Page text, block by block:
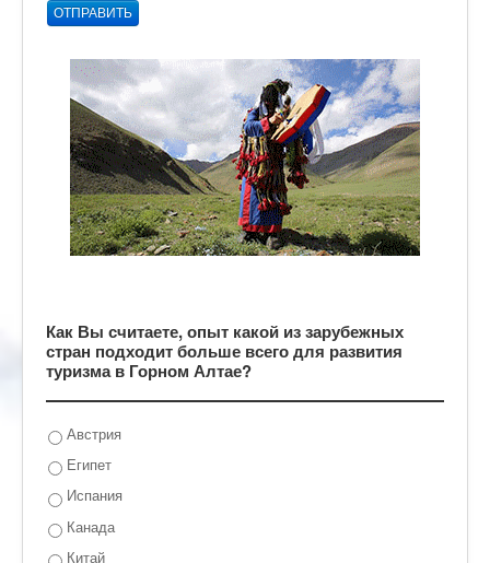
ОТПРАВИТЬ
Как Вы считаете, опыт какой из зарубежных
стран подходит больше всего для развития
туризма в Горном Алтае?
Австрия
Египет
Испания
Канада
Китай